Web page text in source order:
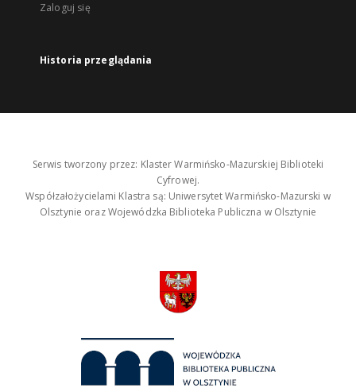
Zaloguj się
Historia przeglądania
Serwis tworzony przez: Klaster Warmińsko-Mazurskiej Biblioteki
Cyfrowej.
Współzałożycielami Klastra są: Uniwersytet Warmińsko-Mazurski w
Olsztynie oraz Wojewódzka Biblioteka Publiczna w Olsztynie